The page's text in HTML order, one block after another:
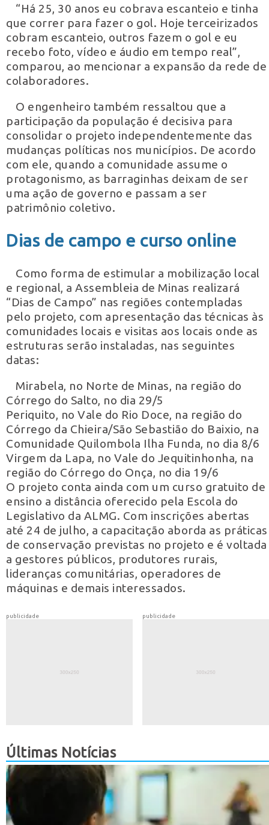
“Há 25, 30 anos eu cobrava escanteio e tinha
que correr para fazer o gol. Hoje terceirizados
cobram escanteio, outros fazem o gol e eu
recebo foto, vídeo e áudio em tempo real”,
comparou, ao mencionar a expansão da rede de
colaboradores.
O engenheiro também ressaltou que a
participação da população é decisiva para
consolidar o projeto independentemente das
mudanças políticas nos municípios. De acordo
com ele, quando a comunidade assume o
protagonismo, as barraginhas deixam de ser
uma ação de governo e passam a ser
patrimônio coletivo.
Dias de campo e curso online
Como forma de estimular a mobilização local
e regional, a Assembleia de Minas realizará
“Dias de Campo” nas regiões contempladas
pelo projeto, com apresentação das técnicas às
comunidades locais e visitas aos locais onde as
estruturas serão instaladas, nas seguintes
datas:
Mirabela, no Norte de Minas, na região do
Córrego do Salto, no dia 29/5
Periquito, no Vale do Rio Doce, na região do
Córrego da Chieira/São Sebastião do Baixio, na
Comunidade Quilombola Ilha Funda, no dia 8/6
Virgem da Lapa, no Vale do Jequitinhonha, na
região do Córrego do Onça, no dia 19/6
O projeto conta ainda com um curso gratuito de
ensino a distância oferecido pela Escola do
Legislativo da ALMG. Com inscrições abertas
até 24 de julho, a capacitação aborda as práticas
de conservação previstas no projeto e é voltada
a gestores públicos, produtores rurais,
lideranças comunitárias, operadores de
máquinas e demais interessados.
publicidade
Últimas Notícias
publicidade